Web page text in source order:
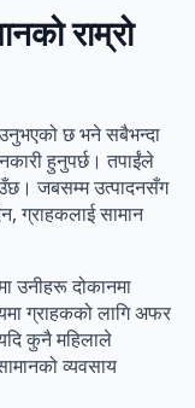
राम्रो
छ भने सबैभन्दा
हुनुपर्छ। तपाईंले
जबसम्म उत्पादनसँग
ग्राहकलाई सामान
उनीहरू दोकानमा
ग्राहकको लागि अफर
कुनै महिलाले
व्यवसाय